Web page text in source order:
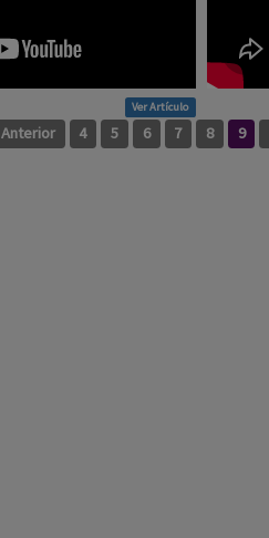
Ver Artículo
Anterior 4 5 6 7 8 9